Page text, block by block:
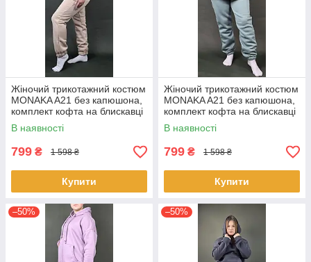
Жіночий трикотажний костюм
MONAKA A21 без капюшона,
комплект кофта на блискавці
та штани, трикотаж на флісі
XL Бежевий
В наявності
799 ₴ 1 598 ₴
Купити
Жіночий трикотажний костюм
MONAKA A21 без капюшона,
комплект кофта на блискавці
та штани, трикотаж на флісі
XL Бірюзовий
В наявності
799 ₴ 1 598 ₴
Купити
–50% –50%